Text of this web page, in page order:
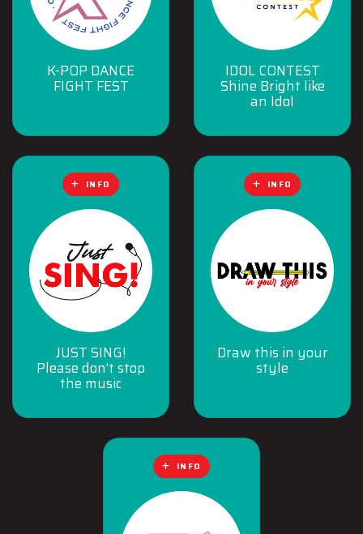
K-POP DANCE
FIGHT FEST
IDOL CONTEST
Shine Bright like
an Idol
INFO
JUST SING!
Please don’t stop
the music
INFO
Draw this in your
style
INFO